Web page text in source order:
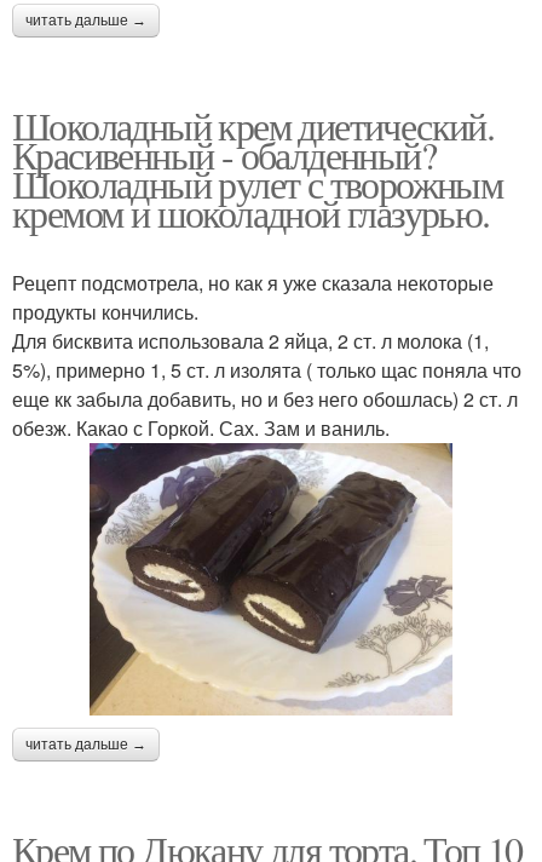
читать дальше →
Шоколадный крем диетический.
Красивенный - обалденный?
Шоколадный рулет с творожным
кремом и шоколадной глазурью.
Рецепт подсмотрела, но как я уже сказала некоторые
продукты кончились.
Для бисквита использовала 2 яйца, 2 ст. л молока (1,
5%), примерно 1, 5 ст. л изолята ( только щас поняла что
еще кк забыла добавить, но и без него обошлась) 2 ст. л
обезж. Какао с Горкой. Сах. Зам и ваниль.
читать дальше →
Крем по Дюкану для торта. Топ 10